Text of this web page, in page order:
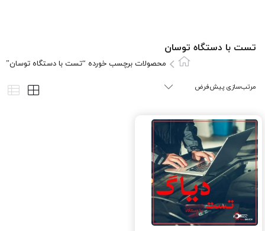
تست با دستگاه توسان
محصولات برچسب خورده “تست با دستگاه توسان”